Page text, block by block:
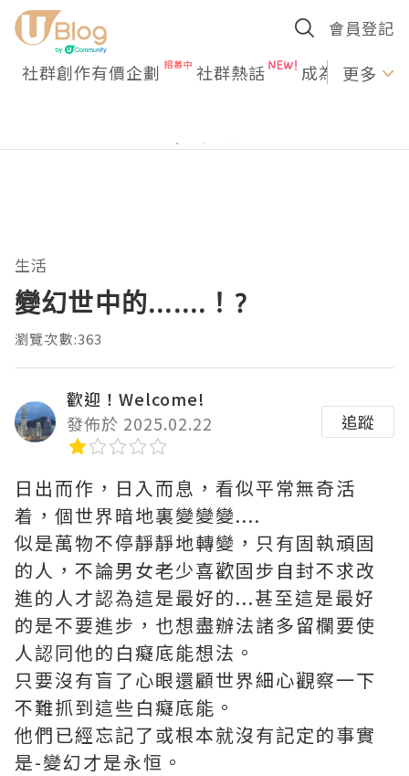
會員登記
社群創作有價企劃 社群熱話 成為U更多
生活
變幻世中的.......！?
瀏覽次數:363
歡迎！Welcome!
發佈於 2025.02.22
追蹤
日出而作，日入而息，看似平常無奇活
着，個世界暗地裏變變變....
似是萬物不停靜靜地轉變，只有固執頑固
的人，不論男女老少喜歡固步自封不求改
進的人才認為這是最好的...甚至這是最好
的是不要進步，也想盡辦法諸多留欄要使
人認同他的白癡底能想法。
只要沒有盲了心眼還顧世界細心觀察一下
不難抓到這些白癡底能。
他們已經忘記了或根本就沒有記定的事實
是-變幻才是永恒。